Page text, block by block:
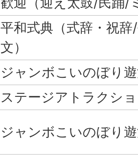
平和式典（式辞・祝
文）
ジャンボこいのぼり
ステージアトラクシ
ジャンボこいのぼり